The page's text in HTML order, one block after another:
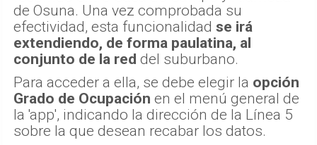
de Osuna. Una vez comprobada su
efectividad, esta funcionalidad se irá
extendiendo, de forma paulatina, al
conjunto de la red del suburbano.
Para acceder a ella, se debe elegir la opción
Grado de Ocupación en el menú general de
la 'app', indicando la dirección de la Línea 5
sobre la que desean recabar los datos.